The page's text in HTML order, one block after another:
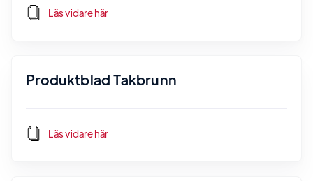
Läs vidare här
Produktblad Takbrunn
Läs vidare här